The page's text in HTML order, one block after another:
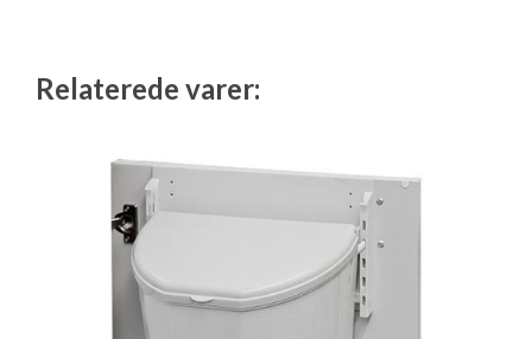
Relaterede varer: